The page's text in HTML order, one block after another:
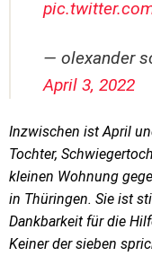
— olexander
April 3, 2022
Inzwischen ist April
Tochter,
kleinen Wohnung
in Thüringen. Sie ist
Dankbarkeit für die
Keiner der sieben